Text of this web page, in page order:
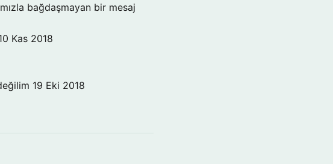
bağdaşmayan bir mesaj
Kas 2018
19 Eki 2018